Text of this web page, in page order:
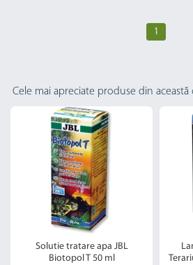
1
Cele mai apreciate produse din această
Solutie tratare apa JBL
Biotopol T 50 ml